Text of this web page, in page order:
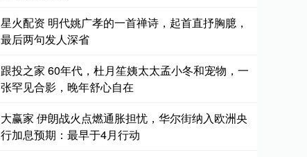
星火配资 明代姚广孝的一首禅诗，起首直抒胸臆，
最后两句发人深省
跟投之家 60年代，杜月笙姨太太孟小冬和宠物，一
张罕见合影，晚年舒心自在
大赢家 伊朗战火点燃通胀担忧，华尔街纳入欧洲央
行加息预期：最早于4月行动